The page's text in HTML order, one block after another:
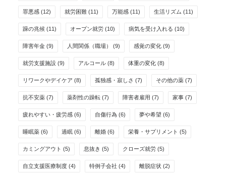
罪悪感 (12) 就労困難 (11) 万能感 (11) 生活リズム (11)
躁の兆候 (11) オープン就労 (10) 病気を受け入れる (10)
障害年金 (9) 人間関係（職場） (9) 感覚の変化 (9)
就労支援施設 (9) アルコール (8) 体重の変化 (8)
リワークやデイケア (8) 孤独感・寂しさ (7) その他の薬 (7)
抗不安薬 (7) 薬剤性の躁転 (7) 障害者雇用 (7) 家事 (7)
疲れやすい・疲労感 (6) 自傷行為 (6) 夢や希望 (6)
睡眠薬 (6) 過眠 (6) 離婚 (6) 栄養・サプリメント (5)
カミングアウト (5) 息抜き (5) クローズ就労 (5)
自立支援医療制度 (4) 特例子会社 (4) 離脱症状 (2)